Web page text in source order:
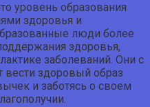
уровень образования
здоровья и
люди более
здоровья,
заболеваний. Они с
вести здоровый образ
и заботясь о своем